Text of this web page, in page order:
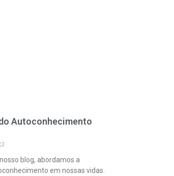
Autoconhecimento
blog, abordamos a
em nossas vidas.